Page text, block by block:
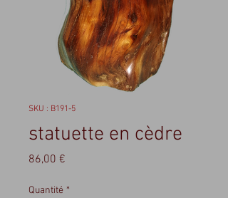
SKU : B191-5
statuette en cèdre
86,00 €
Quantité *